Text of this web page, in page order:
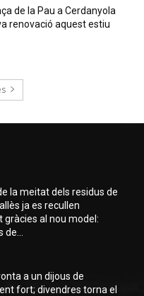
de la Pau a Cerdanyola
renovació aquest estiu
la meitat dels residus de
ja es recullen
gràcies al nou model:
a un dijous de
fort; divendres torna el